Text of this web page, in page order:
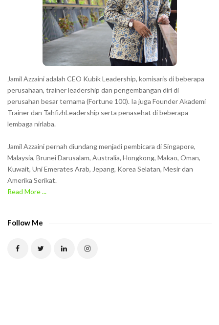
Jamil Azzaini adalah CEO Kubik Leadership, komisaris di beberapa
perusahaan, trainer leadership dan pengembangan diri di
perusahan besar ternama (Fortune 100). Ia juga Founder Akademi
Trainer dan TahfizhLeadership serta penasehat di beberapa
lembaga nirlaba.
Jamil Azzaini pernah diundang menjadi pembicara di Singapore,
Malaysia, Brunei Darusalam, Australia, Hongkong, Makao, Oman,
Kuwait, Uni Emerates Arab, Jepang, Korea Selatan, Mesir dan
Amerika Serikat.
Read More ...
Follow Me